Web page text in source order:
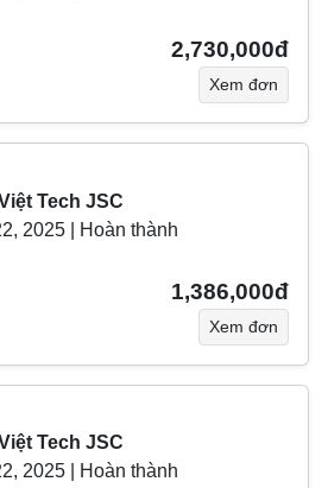
2,730,000đ
Xem đơn
Tech JSC
2025
Hoàn thành
1,386,000đ
Xem đơn
Tech JSC
2025
Hoàn thành